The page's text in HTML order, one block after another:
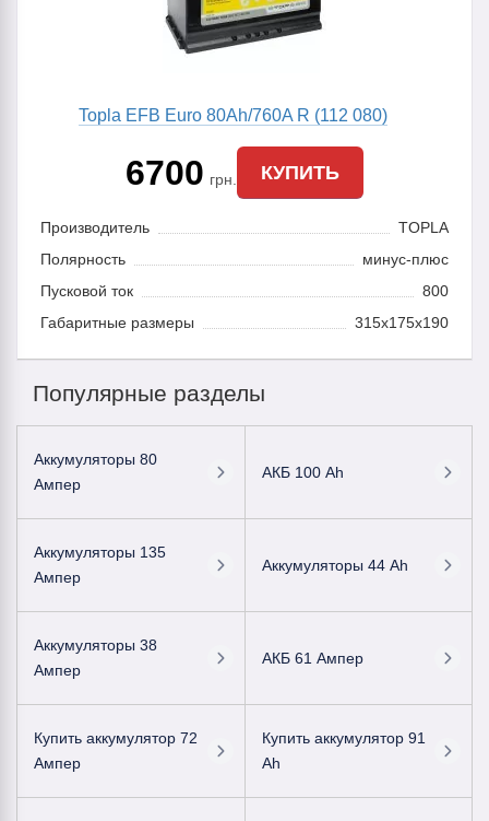
Topla EFB Euro 80Ah/760A R (112 080)
6700 грн. КУПИТЬ
Производитель
TOPLA
Полярность
минус-плюс
Пусковой ток
800
Габаритные размеры
315x175x190
Популярные разделы
Аккумуляторы 80
Ампер
АКБ 100 Ah
Аккумуляторы 135
Ампер
Аккумуляторы 44 Ah
Аккумуляторы 38
Ампер
АКБ 61 Ампер
Купить аккумулятор 72
Ампер
Купить аккумулятор 91
Ah